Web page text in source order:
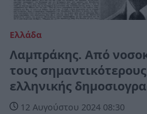
Ελλάδα
Λαμπράκης. Από
τους
ελληνικής
12 Αυγούστου 2024 08:30